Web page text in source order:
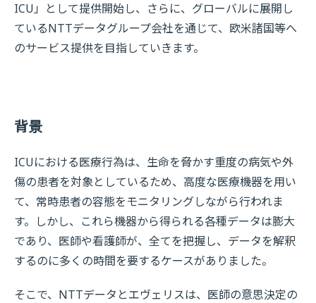
ICU」として提供開始し、さらに、グローバルに展開し
ているNTTデータグループ会社を通じて、欧米諸国等へ
のサービス提供を目指していきます。
背景
ICUにおける医療行為は、生命を脅かす重度の病気や外
傷の患者を対象としているため、高度な医療機器を用い
て、常時患者の容態をモニタリングしながら行われま
す。しかし、これら機器から得られる各種データは膨大
であり、医師や看護師が、全てを把握し、データを解釈
するのに多くの時間を要するケースがありました。
そこで、NTTデータとエヴェリスは、医師の意思決定の